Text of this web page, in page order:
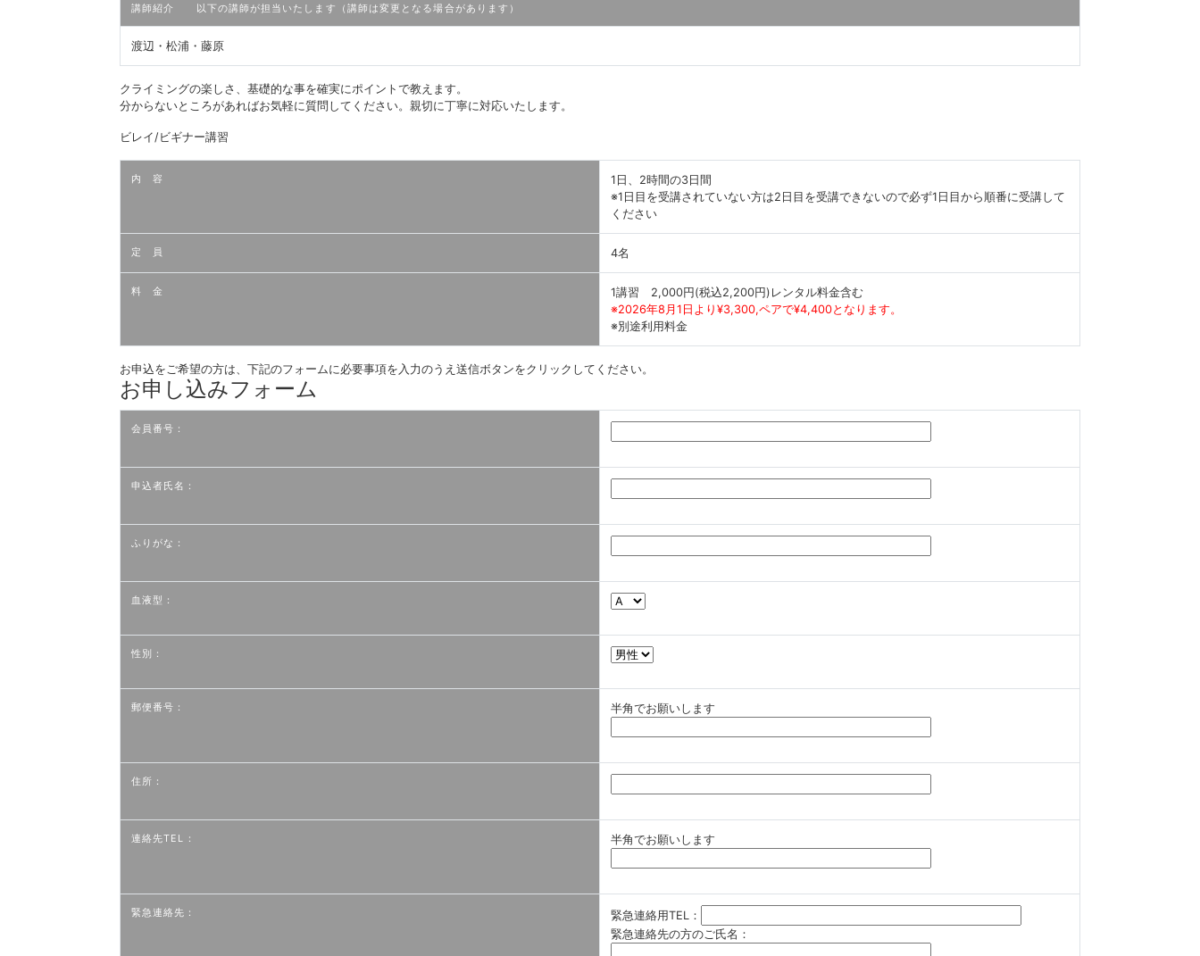
講師紹介 以下の講師が担当いたします（講師は変更となる場合があります）
渡辺・松浦・藤原
クライミングの楽しさ、基礎的な事を確実にポイントで教えます。
分からないところがあればお気軽に質問してください。親切に丁寧に対応いたします。
ビレイ/ビギナー講習
内 容
1日、2時間の3日間
※1日目を受講されていない方は2日目を受講できないので必ず1日目から順番に受講して
ください
定 員 4名
料 金
1講習 2,000円(税込2,200円)レンタル料金含む
※2026年8月1日より¥3,300,ペアで¥4,400となります。
※別途利用料金
お申込をご希望の方は、下記のフォームに必要事項を入力のうえ送信ボタンをクリックしてください。
お申し込みフォーム
会員番号：
申込者氏名：
ふりがな：
血液型：
性別：
郵便番号： 半角でお願いします
住所：
連絡先TEL： 半角でお願いします
緊急連絡先：
緊急連絡用TEL：
緊急連絡先の方のご氏名：